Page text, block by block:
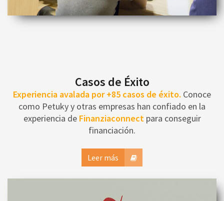
Casos de Éxito
Experiencia avalada por +85 casos de éxito. Conoce
como Petuky y otras empresas han confiado en la
experiencia de Finanziaconnectpara conseguir
financiación.
Leer más